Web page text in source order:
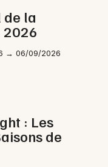
de la
2026
→ 06/09/2026
: Les
de